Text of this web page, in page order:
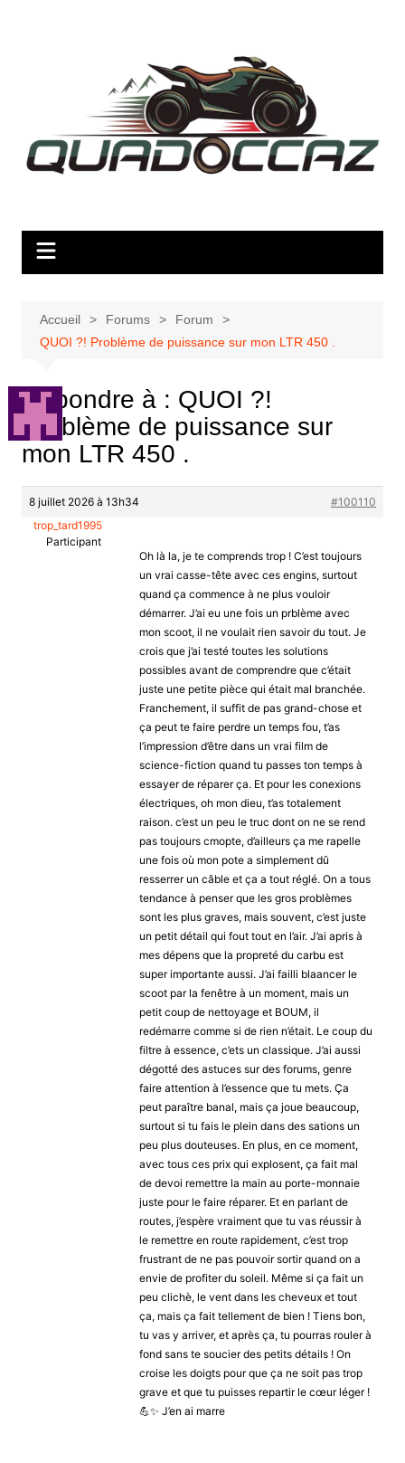
Accueil Forums
Forum
QUOI ?! Problème de puissance sur mon LTR 450 .
Répondre à : QUOI ?!
Problème de puissance sur
mon LTR 450 .
8 juillet 2026 à 13h34
#100110
trop_tard1995
Participant
Oh là la, je te comprends trop ! C’est toujours
un vrai casse-tête avec ces engins, surtout
quand ça commence à ne plus vouloir
démarrer. J’ai eu une fois un prblème avec
mon scoot, il ne voulait rien savoir du tout. Je
crois que j’ai testé toutes les solutions
possibles avant de comprendre que c’était
juste une petite pièce qui était mal branchée.
Franchement, il suffit de pas grand-chose et
ça peut te faire perdre un temps fou, t’as
l’impression d’être dans un vrai film de
science-fiction quand tu passes ton temps à
essayer de réparer ça. Et pour les conexions
électriques, oh mon dieu, t’as totalement
raison. c’est un peu le truc dont on ne se rend
pas toujours cmopte, d’ailleurs ça me rapelle
une fois où mon pote a simplement dû
resserrer un câble et ça a tout réglé. On a tous
tendance à penser que les gros problèmes
sont les plus graves, mais souvent, c’est juste
un petit détail qui fout tout en l’air. J’ai apris à
mes dépens que la propreté du carbu est
super importante aussi. J’ai failli blaancer le
scoot par la fenêtre à un moment, mais un
petit coup de nettoyage et BOUM, il
redémarre comme si de rien n’était. Le coup du
filtre à essence, c’ets un classique. J’ai aussi
dégotté des astuces sur des forums, genre
faire attention à l’essence que tu mets. Ça
peut paraître banal, mais ça joue beaucoup,
surtout si tu fais le plein dans des sations un
peu plus douteuses. En plus, en ce moment,
avec tous ces prix qui explosent, ça fait mal
de devoi remettre la main au porte-monnaie
juste pour le faire réparer. Et en parlant de
routes, j’espère vraiment que tu vas réussir à
le remettre en route rapidement, c’est trop
frustrant de ne pas pouvoir sortir quand on a
envie de profiter du soleil. Même si ça fait un
peu clichè, le vent dans les cheveux et tout
ça, mais ça fait tellement de bien ! Tiens bon,
tu vas y arriver, et après ça, tu pourras rouler à
fond sans te soucier des petits détails ! On
croise les doigts pour que ça ne soit pas trop
grave et que tu puisses repartir le cœur léger !
💪✨ J’en ai marre